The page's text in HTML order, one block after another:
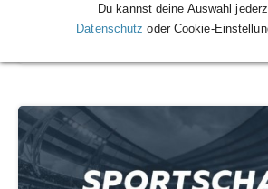
Du kannst deine Auswahl
Datenschutz oder Cookie-